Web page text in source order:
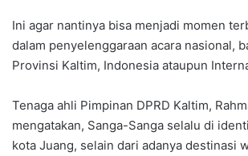
Ini agar nantinya bisa menjadi momen
dalam penyelenggaraan acara nasional,
Provinsi Kaltim, Indonesia ataupun
Tenaga ahli Pimpinan DPRD Kaltim,
mengatakan, Sanga-Sanga selalu di
kota Juang, selain dari adanya destinasi